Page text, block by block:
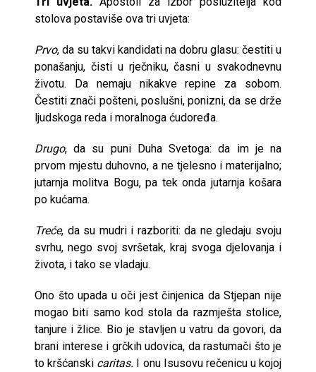
stolova postaviše ova tri uvjeta:
Prvo, da su takvi kandidati na dobru glasu: čestiti u
ponašanju, čisti u rječniku, časni u svakodnevnu
životu. Da nemaju nikakve repine za sobom.
Čestiti znači pošteni, poslušni, ponizni, da se drže
ljudskoga reda i moralnoga ćudoređa.
Drugo, da su puni Duha Svetoga: da im je na
prvom mjestu duhovno, a ne tjelesno i materijalno;
jutarnja molitva Bogu, pa tek onda jutarnja košara
po kućama.
Treće, da su mudri i razboriti: da ne gledaju svoju
svrhu, nego svoj svršetak, kraj svoga djelovanja i
života, i tako se vladaju.
Ono što upada u oči jest činjenica da Stjepan nije
mogao biti samo kod stola da razmješta stolice,
tanjure i žlice. Bio je stavljen u vatru da govori, da
brani interese i grčkih udovica, da rastumači što je
to kršćanski caritas. I onu Isusovu rečenicu u kojoj